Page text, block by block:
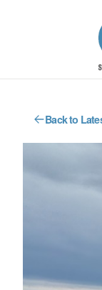
Back to